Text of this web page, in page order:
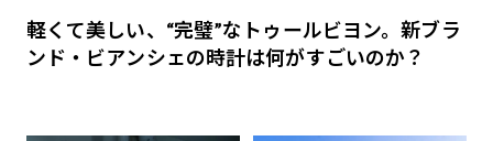
軽くて美しい、“完璧”なトゥールビヨン。新ブラ
ンド・ビアンシェの時計は何がすごいのか？